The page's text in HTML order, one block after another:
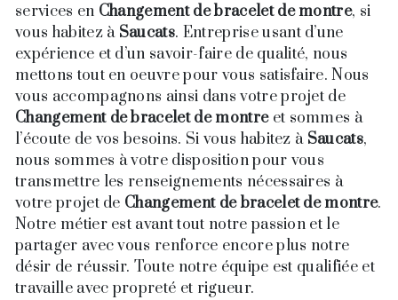
services en Changement de bracelet de montre, si
vous habitez à Saucats. Entreprise usant d’une
expérience et d’un savoir-faire de qualité, nous
mettons tout en oeuvre pour vous satisfaire. Nous
vous accompagnons ainsi dans votre projet de
Changement de bracelet de montreet sommes à
l’écoute de vos besoins. Si vous habitez à Saucats,
nous sommes à votre disposition pour vous
transmettre les renseignements nécessaires à
votre projet de Changement de bracelet de montre.
Notre métier est avant tout notre passion et le
partager avec vous renforce encore plus notre
désir de réussir. Toute notre équipe est qualifiée et
travaille avec propreté et rigueur.